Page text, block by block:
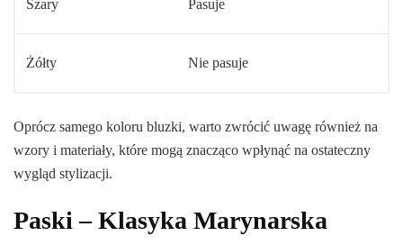
Szary Pasuje
Żółty Nie pasuje
Oprócz samego koloru bluzki, warto zwrócić uwagę również na
wzory i materiały, które mogą znacząco wpłynąć na ostateczny
wygląd stylizacji.
Paski – Klasyka Marynarska